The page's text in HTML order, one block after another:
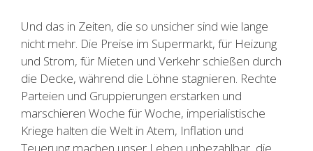
Und das in Zeiten, die so unsicher sind wie lange
nicht mehr. Die Preise im Supermarkt, für Heizung
und Strom, für Mieten und Verkehr schießen durch
die Decke, während die Löhne stagnieren. Rechte
Parteien und Gruppierungen erstarken und
marschieren Woche für Woche, imperialistische
Kriege halten die Welt in Atem, Inflation und
Teuerung machen unser Leben unbezahlbar, die